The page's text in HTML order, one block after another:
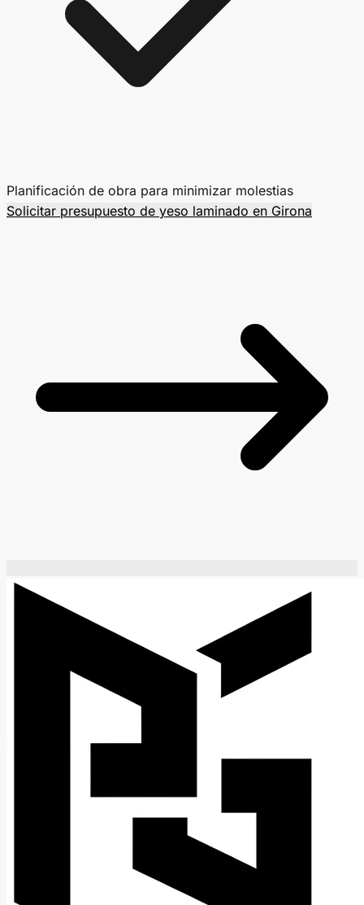
Planificación de obra para minimizar molestias
Solicitar presupuesto de yeso laminado en Girona